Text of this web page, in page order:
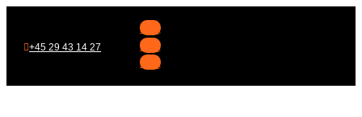
+45 29 43 14 27
Følg
Følg
Følg